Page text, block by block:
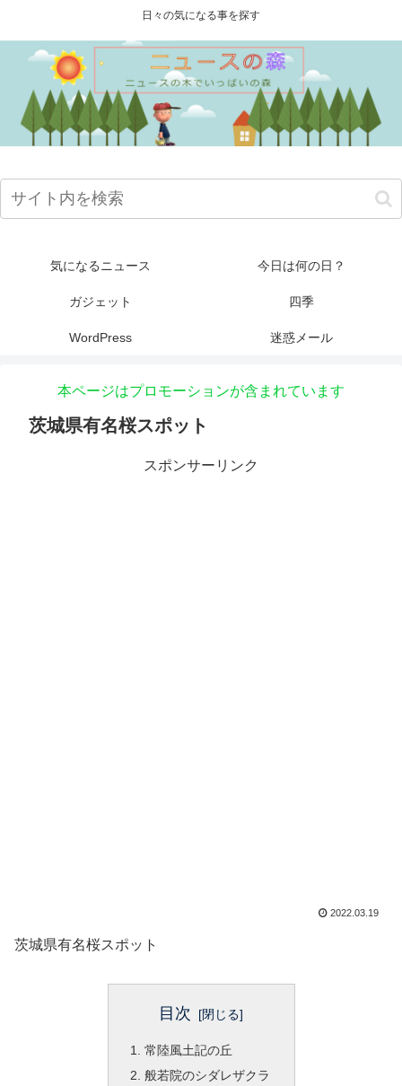
日々の気になる事を探す
気になるニュース 今日は何の日？
ガジェット 四季
WordPress 迷惑メール
本ページはプロモーションが含まれています
茨城県有名桜スポット
スポンサーリンク
2022.03.19
茨城県有名桜スポット
目次
常陸風土記の丘
般若院のシダレザクラ